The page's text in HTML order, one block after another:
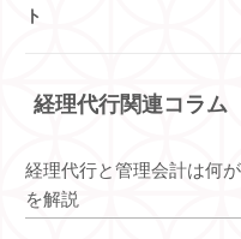
ト
経理代行関連コラム
経理代行と管理会計は何
を解説